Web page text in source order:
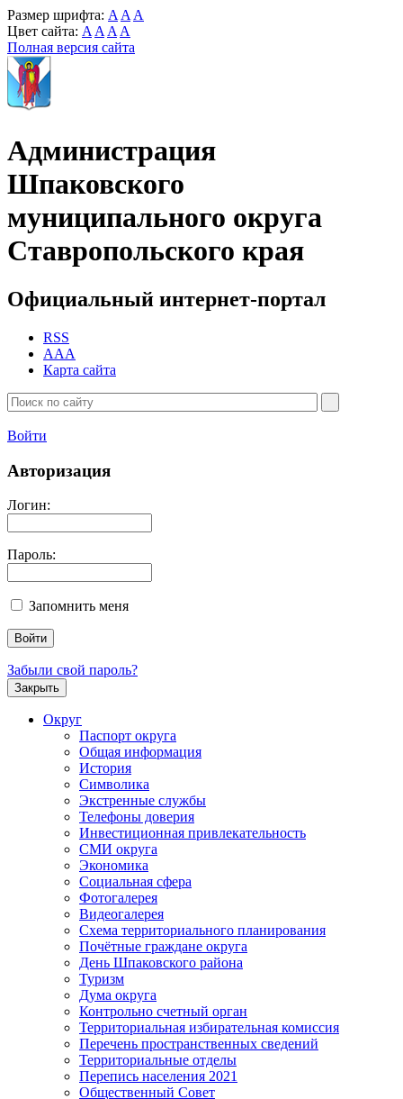
Размер шрифта: A A A
Цвет сайта: A A A A
Полная версия сайта
Администрация
Шпаковского
муниципального округа
Ставропольского края
Официальный интернет-портал
RSS
AAA
Карта сайта
Войти
Авторизация
Логин:
Пароль:
Запомнить меня
Забыли свой пароль?
Закрыть
Округ
Паспорт округа
Общая информация
История
Символика
Экстренные службы
Телефоны доверия
Инвестиционная привлекательность
СМИ округа
Экономика
Социальная сфера
Фотогалерея
Видеогалерея
Схема территориального планирования
Почётные граждане округа
День Шпаковского района
Туризм
Дума округа
Контрольно счетный орган
Территориальная избирательная комиссия
Перечень пространственных сведений
Территориальные отделы
Перепись населения 2021
Общественный Совет